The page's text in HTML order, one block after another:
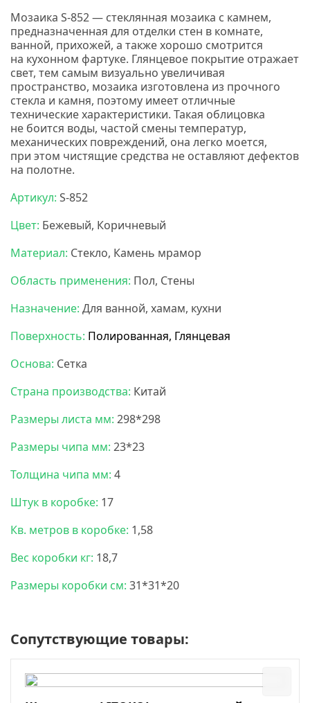
Мозаика S-852 — стеклянная мозаика с камнем,
предназначенная для отделки стен в комнате,
ванной, прихожей, а также хорошо смотрится
на кухонном фартуке. Глянцевое покрытие отражает
свет, тем самым визуально увеличивая
пространство, мозаика изготовлена из прочного
стекла и камня, поэтому имеет отличные
технические характеристики. Такая облицовка
не боится воды, частой смены температур,
механических повреждений, она легко моется,
при этом чистящие средства не оставляют дефектов
на полотне.
Артикул: S-852
Цвет: Бежевый, Коричневый
Материал: Стекло, Камень мрамор
Область применения: Пол, Стены
Назначение: Для ванной, хамам, кухни
Поверхность: Полированная, Глянцевая
Основа: Сетка
Страна производства: Китай
Размеры листа мм: 298*298
Размеры чипа мм: 23*23
Толщина чипа мм: 4
Штук в коробке: 17
Кв. метров в коробке: 1,58
Вес коробки кг: 18,7
Размеры коробки см: 31*31*20
Сопутствующие товары: